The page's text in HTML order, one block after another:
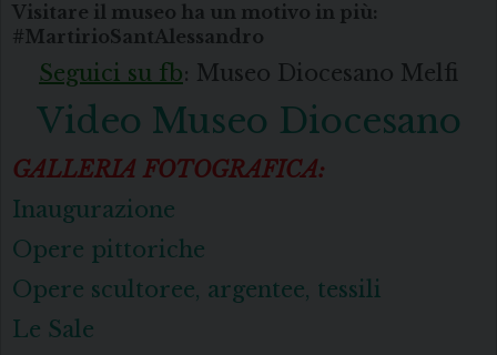
Visitare il museo ha un motivo in più:
#MartirioSantAlessandro
Seguici su fb: Museo Diocesano Melfi
Video Museo Diocesano
GALLERIA FOTOGRAFICA:
Inaugurazione
Opere pittoriche
Opere scultoree, argentee, tessili
Le Sale